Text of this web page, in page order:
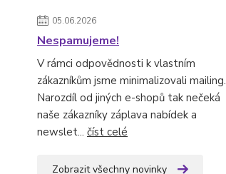
05.06.2026
Nespamujeme!
V rámci odpovědnosti k vlastním
zákazníkům jsme minimalizovali mailing.
Narozdíl od jiných e-shopů tak nečeká
naše zákazníky záplava nabídek a
newslet... číst celé
Zobrazit všechny novinky